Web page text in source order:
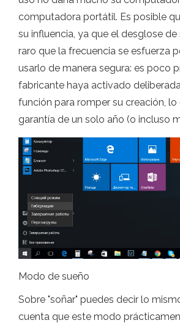
computadora portátil. Es posible
su influencia, ya que el desglose de
raro que la frecuencia se esfuerza
usarlo de manera segura: es poco
fabricante haya activado
función para romper su creación, lo
garantía de un solo año (o incluso
Modo de sueño
Sobre "soñar" puedes decir lo
cuenta que este modo